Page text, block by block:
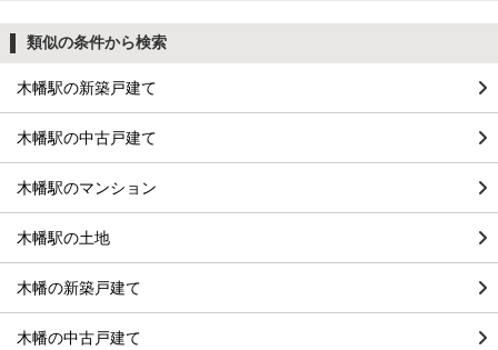
類似の条件から検索
木幡駅の新築戸建て
木幡駅の中古戸建て
木幡駅のマンション
木幡駅の土地
木幡の新築戸建て
木幡の中古戸建て